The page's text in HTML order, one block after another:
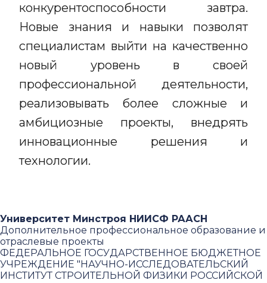
конкурентоспособности завтра.
Новые знания и навыки позволят
специалистам выйти на качественно
новый уровень в своей
профессиональной деятельности,
реализовывать более сложные и
амбициозные проекты, внедрять
инновационные решения и
технологии.
Университет Минстроя НИИСФ РААСН
Дополнительное профессиональное образование и
отраслевые проекты
ФЕДЕРАЛЬНОЕ ГОСУДАРСТВЕННОЕ БЮДЖЕТНОЕ
УЧРЕЖДЕНИЕ "НАУЧНО-ИССЛЕДОВАТЕЛЬСКИЙ
ИНСТИТУТ СТРОИТЕЛЬНОЙ ФИЗИКИ РОССИЙСКОЙ